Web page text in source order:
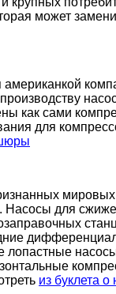
может
американкой
как сами
для
Насосы для
лопастные
из буклета о